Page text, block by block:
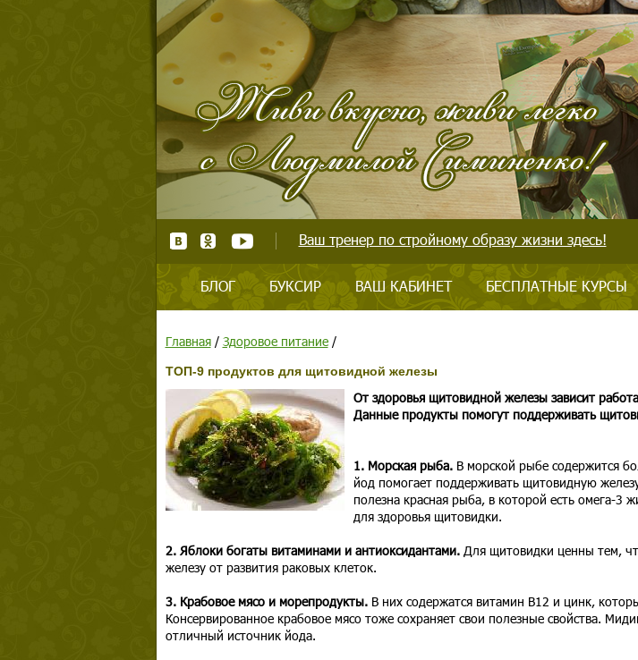
Ваш тренер по стройному образу жизни здесь!
БЛОГ БУКСИР ВАШ КАБИНЕТ БЕСПЛАТНЫЕ КУРСЫ
Главная/ Здоровое питание/
ТОП-9 продуктов для щитовидной железы
От здоровья щитовидной железы зависит
Данные продукты помогут поддерживать
1. Морская рыба.В морской рыбе содержится
йод помогает поддерживать щитовидную
полезна красная рыба, в которой есть омега-3
для здоровья щитовидки.
2. Яблоки богаты витаминами и антиоксидантами. Для щитовидки ценны тем,
железу от развития раковых клеток.
3. Крабовое мясо и морепродукты. В них содержатся витамин В12 и цинк,
Консервированное крабовое мясо тоже сохраняет свои полезные свойства.
отличный источник йода.